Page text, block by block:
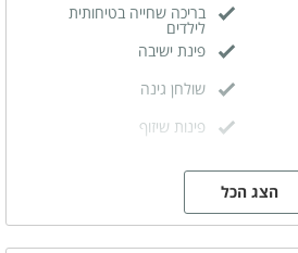
בריכה שחייה בטיחותית
לילדים
פינת ישיבה
שולחן גינה
פינות שיזוף
הצג הכל